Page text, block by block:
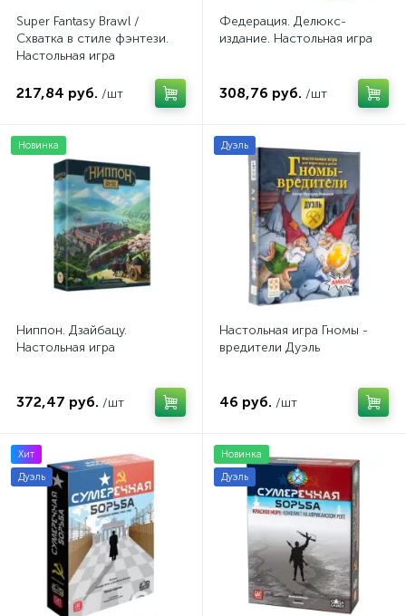
Super Fantasy Brawl /
Схватка в стиле фэнтези.
Настольная игра
217,84 руб. /шт
Федерация. Делюкс-
издание. Настольная игра
308,76 руб. /шт
Новинка
Ниппон. Дзайбацу.
Настольная игра
372,47 руб. /шт
Дуэль
Настольная игра Гномы -
вредители Дуэль
46 руб. /шт
Хит
Дуэль
Новинка
Дуэль